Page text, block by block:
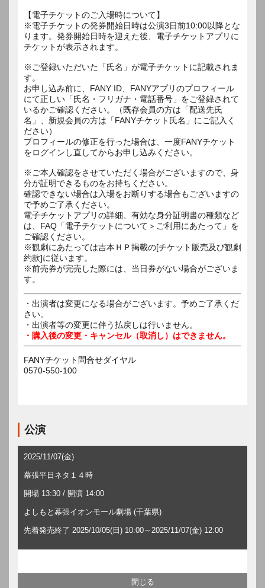
【電子チケットのご入場時について】
※電子チケットの発券開始日時は公演3日前10:00以降とな
ります。発券開始日時を迎えた後、電子チケットアプリに
チケットが表示されます。
※ご登録いただいた「氏名」が電子チケットに記載されま
す。
お申し込み前に、FANY ID、FANYアプリのプロフィール
にて正しい「氏名・フリガナ・電話番号」をご登録されて
いるかご確認ください。（既存会員の方は「配送先氏
名」、新規会員の方は「FANYチケット氏名」にご記入く
ださい）
プロフィールの修正を行った場合は、一度FANYチケット
をログインし直してからお申し込みください。
※ご本人確認をさせていただく場合がございますので、身
分が証明できるものをお持ちください。
確認できない場合は入場をお断りする場合もございますの
で予めご了承ください。
電子チケットアプリの詳細、有効な身分証明書の種類など
は、FAQ「電子チケットについて＞ご利用にあたって」を
ご確認ください。
※観劇にあたっては吉本ＨＰ掲載の[チケット販売及び観劇
約款]に従います。
※前売券が完売した際には、当日券がない場合がございま
す。
・出演者は変更になる場合がございます。予めご了承くだ
さい。
・出演者等の変更に伴う払戻しは行いません。
・購入後の変更・キャンセル（取消し）はできません。
FANYチケット問合せダイヤル
0570-550-100
公演
2025/11/07(金)
幕張平日ネタ１４時
開場 13:30 / 開演 14:00
よしもと幕張イオンモール劇場 (千葉県)
先着発売終了 2025/10/05(日) 10:00～2025/11/07(金) 12:00